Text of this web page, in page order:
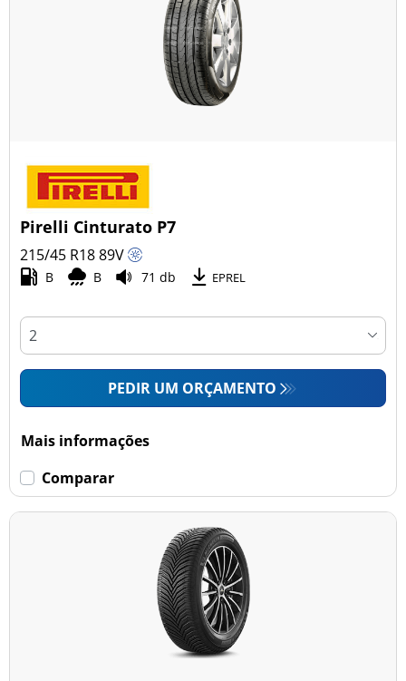
Pirelli Cinturato P7
215/45 R1889V
B B 71 db EPREL
PEDIR UM ORÇAMENTO
Mais informações
Comparar